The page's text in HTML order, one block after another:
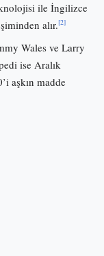
ile İngilizce
alır.[2]
Wales ve Larry
ise Aralık
aşkın madde